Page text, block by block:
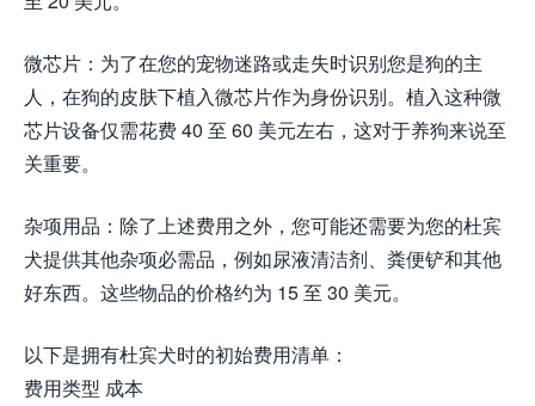
微芯片：为了在您的宠物迷路或走失时识别您是狗的主
人，在狗的皮肤下植入微芯片作为身份识别。植入这种微
芯片设备仅需花费 40 至 60 美元左右，这对于养狗来说至
关重要。
杂项用品：除了上述费用之外，您可能还需要为您的杜宾
犬提供其他杂项必需品，例如尿液清洁剂、粪便铲和其他
好东西。这些物品的价格约为 15 至 30 美元。
以下是拥有杜宾犬时的初始费用清单：
费用类型 成本